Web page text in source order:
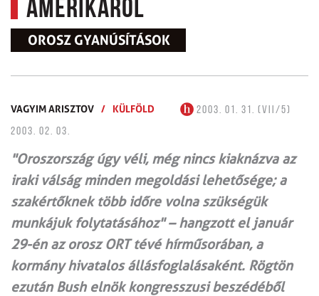
Amerikáról
OROSZ GYANÚSÍTÁSOK
VAGYIM ARISZTOV / KÜLFÖLD
2003. 01. 31. (VII/5)
2003. 02. 03.
"Oroszország úgy véli, még nincs kiaknázva az
iraki válság minden megoldási lehetősége; a
szakértőknek több időre volna szükségük
munkájuk folytatásához" – hangzott el január
29-én az orosz ORT tévé hírműsorában, a
kormány hivatalos állásfoglalásaként. Rögtön
ezután Bush elnök kongresszusi beszédéből